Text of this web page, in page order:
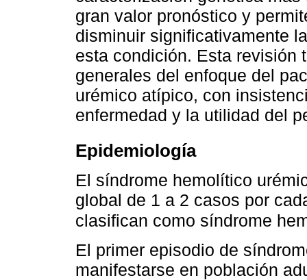
gran valor pronóstico y
disminuir significativamente
esta condición. Esta revisión
generales del enfoque del
urémico atípico, con
enfermedad y la utilidad del
Epidemiología
El síndrome hemolítico
global de 1 a 2 casos por
clasifican como síndrome
El primer episodio de
manifestarse en población